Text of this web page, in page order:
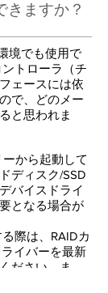
きますか？
境でも使用で
トローラ（チ
ェースには依
で、どのメー
と思われま
から起動して
ディスク/SSD
バイスドライ
となる場合が
際は、RAIDカ
イバーを最新
ださい。ま